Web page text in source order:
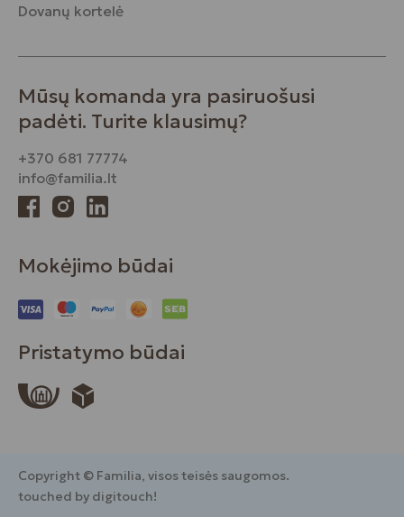
Dovanų kortelė
Mūsų komanda yra pasiruošusi
padėti. Turite klausimų?
+370 681 77774
info@familia.lt
Mokėjimo būdai
Pristatymo būdai
Copyright © Familia, visos teisės saugomos.
touched by digitouch!